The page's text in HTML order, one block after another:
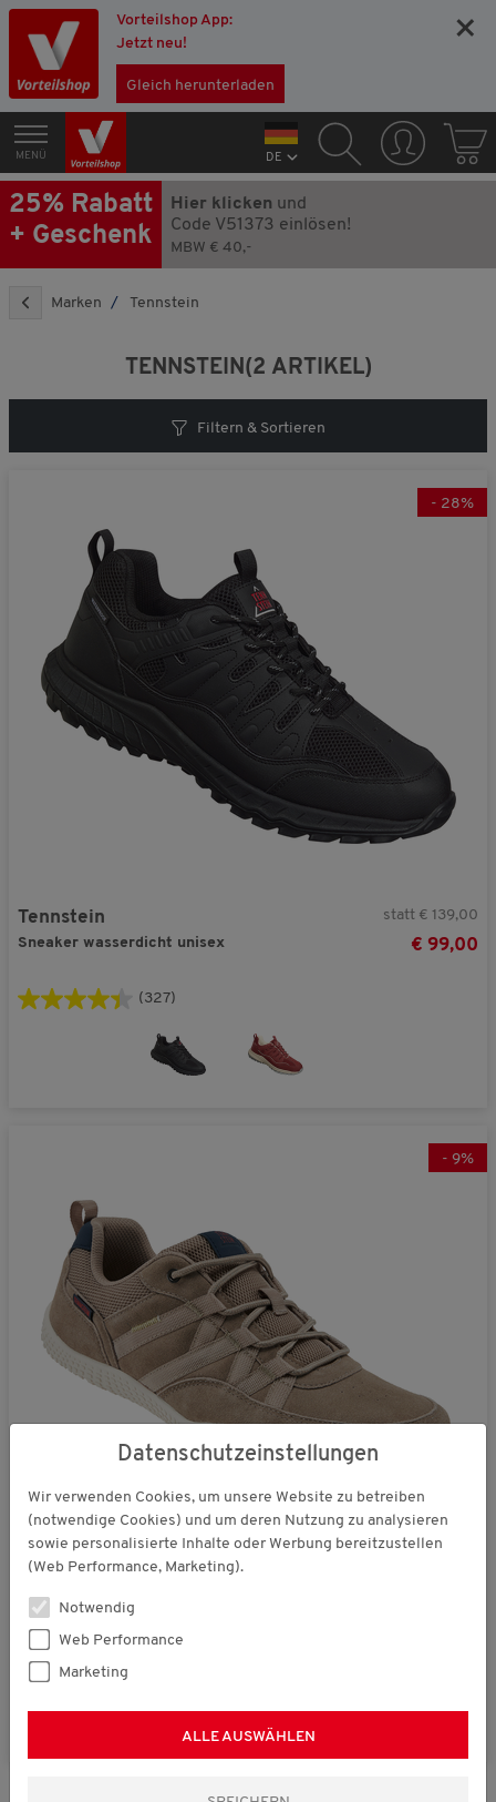
Vorteilshop App:
Jetzt neu!
Gleich herunterladen
×
MENÜ DE
25% Rabatt
+ Geschenk
Hier klicken und
Code V51373 einlösen!
MBW € 40,-
Marken Tennstein
TENNSTEIN(2 ARTIKEL)
Filtern & Sortieren
- 28%
Tennstein
Sneaker wasserdicht unisex
statt € 139,00
€ 99,00
(327)
- 9%
Tennstein
Leder-Freizeitschuhe unisex, weich und
atmungsaktiv
Datenschutzeinstellungen
Wir verwenden Cookies, um unsere Website zu betreiben
(notwendige Cookies) und um deren Nutzung zu analysieren
sowie personalisierte Inhalte oder Werbung bereitzustellen
(Web Performance, Marketing).
Notwendig
Web Performance
Marketing
ALLE AUSWÄHLEN